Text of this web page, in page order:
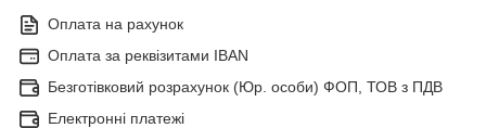
Оплата на рахунок
Оплата за реквізитами IBAN
Безготівковий розрахунок (Юр. особи) ФОП, ТОВ з ПДВ
Електронні платежі